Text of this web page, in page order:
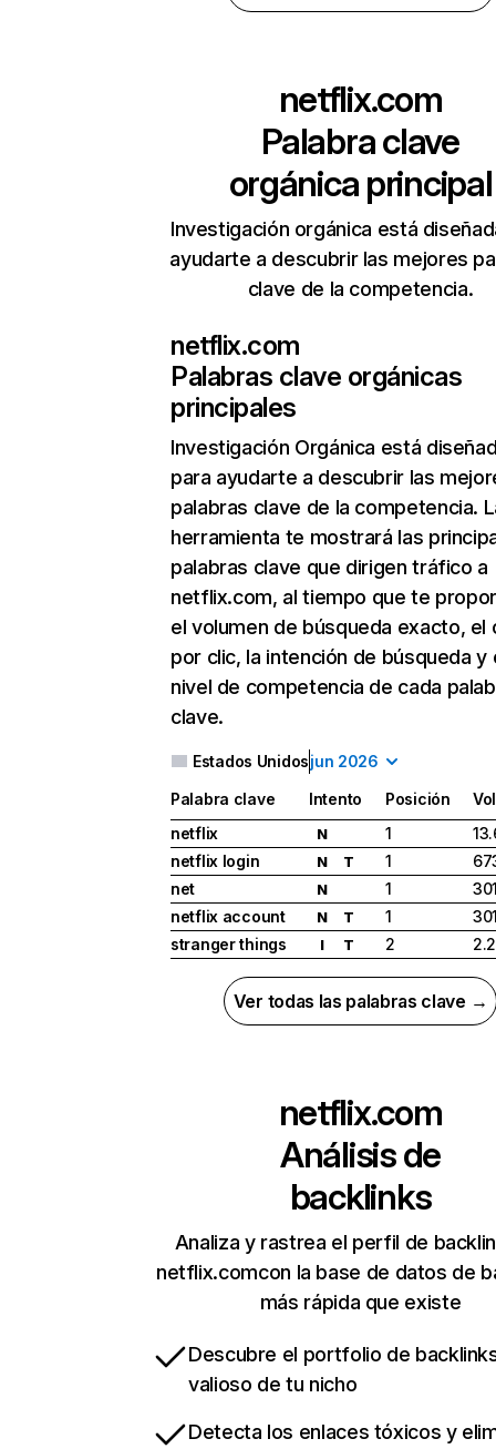
netflix.com
Palabra clave
orgánica principal
Investigación orgánica está
ayudarte a descubrir las mejores
clave de la competencia.
netflix.com
Palabras clave orgánicas
principales
Investigación Orgánica está
para ayudarte a descubrir las
palabras clave de la competencia.
herramienta te mostrará las
palabras clave que dirigen tráfico a
netflix.com, al tiempo que te
el volumen de búsqueda exacto, el
por clic, la intención de búsqueda y
nivel de competencia de cada
clave.
Estados Unidosjun 2026
Palabra clave Intento Posición
netflix
N 1
netflix login
N T 1
net
N 1
netflix account
N T 1
stranger things
I T 2
Ver todas las palabras clave →
netflix.com
Análisis de
backlinks
Analiza y rastrea el perfil de
netflix.comcon la base de datos de
más rápida que existe
Descubre el portfolio de
valioso de tu nicho
Detecta los enlaces tóxicos y